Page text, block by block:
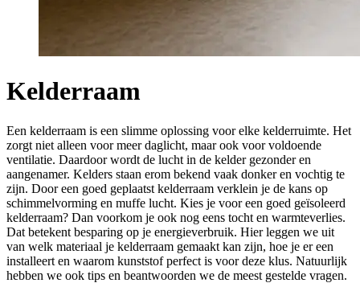
Kelderraam
Een kelderraam is een slimme oplossing voor elke kelderruimte. Het
zorgt niet alleen voor meer daglicht, maar ook voor voldoende
ventilatie. Daardoor wordt de lucht in de kelder gezonder en
aangenamer. Kelders staan erom bekend vaak donker en vochtig te
zijn. Door een goed geplaatst kelderraam verklein je de kans op
schimmelvorming en muffe lucht. Kies je voor een goed geïsoleerd
kelderraam? Dan voorkom je ook nog eens tocht en warmteverlies.
Dat betekent besparing op je energieverbruik. Hier leggen we uit
van welk materiaal je kelderraam gemaakt kan zijn, hoe je er een
installeert en waarom kunststof perfect is voor deze klus. Natuurlijk
hebben we ook tips en beantwoorden we de meest gestelde vragen.